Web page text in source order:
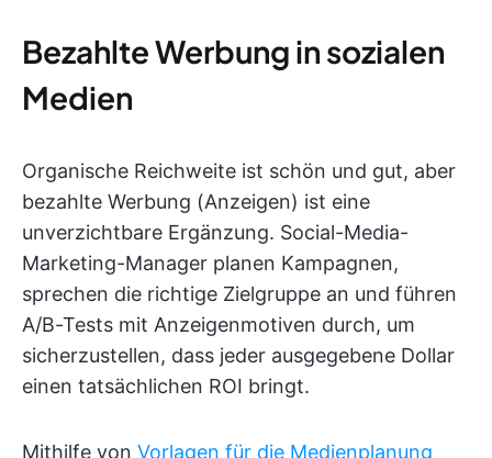
Bezahlte Werbung in sozialen
Medien
Organische Reichweite ist schön und gut, aber
bezahlte Werbung (Anzeigen) ist eine
unverzichtbare Ergänzung. Social-Media-
Marketing-Manager planen Kampagnen,
sprechen die richtige Zielgruppe an und führen
A/B-Tests mit Anzeigenmotiven durch, um
sicherzustellen, dass jeder ausgegebene Dollar
einen tatsächlichen ROI bringt.
Mithilfe von Vorlagen für die Medienplanung